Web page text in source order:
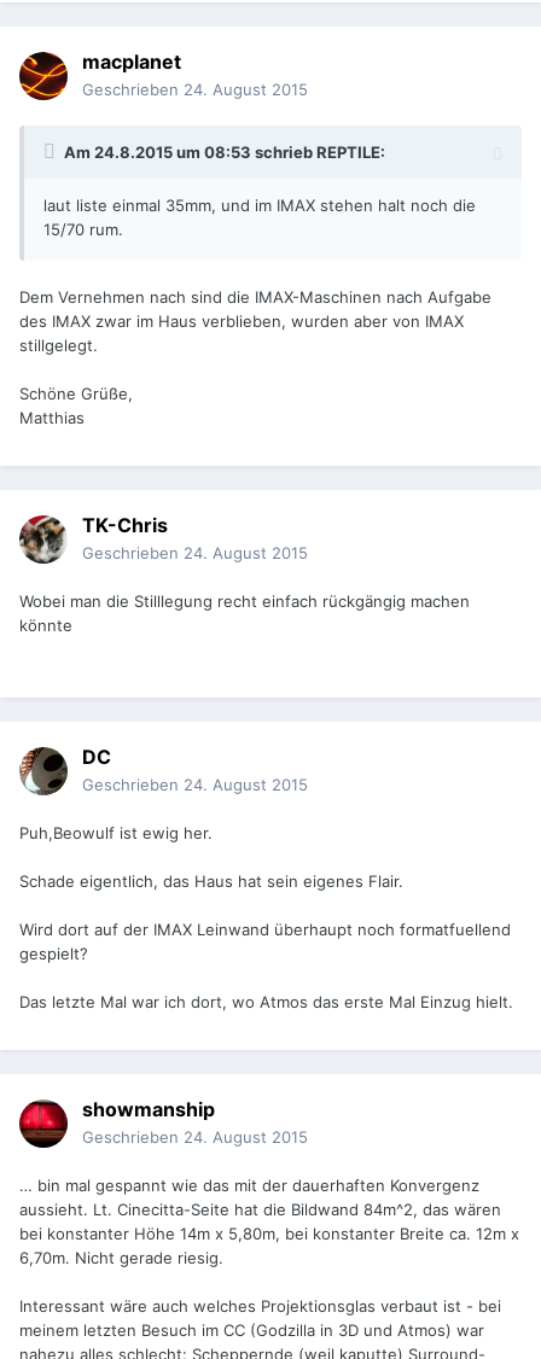
macplanet
Geschrieben 24. August 2015
Am 24.8.2015 um 08:53 schrieb REPTILE:
laut liste einmal 35mm, und im IMAX stehen halt noch die
15/70 rum.
Dem Vernehmen nach sind die IMAX-Maschinen nach Aufgabe
des IMAX zwar im Haus verblieben, wurden aber von IMAX
stillgelegt.
Schöne Grüße,
Matthias
TK-Chris
Geschrieben 24. August 2015
Wobei man die Stilllegung recht einfach rückgängig machen
könnte
DC
Geschrieben 24. August 2015
Puh,Beowulf ist ewig her.
Schade eigentlich, das Haus hat sein eigenes Flair.
Wird dort auf der IMAX Leinwand überhaupt noch formatfuellend
gespielt?
Das letzte Mal war ich dort, wo Atmos das erste Mal Einzug hielt.
showmanship
Geschrieben 24. August 2015
… bin mal gespannt wie das mit der dauerhaften Konvergenz
aussieht. Lt. Cinecitta-Seite hat die Bildwand 84m^2, das wären
bei konstanter Höhe 14m x 5,80m, bei konstanter Breite ca. 12m x
6,70m. Nicht gerade riesig.
Interessant wäre auch welches Projektionsglas verbaut ist - bei
meinem letzten Besuch im CC (Godzilla in 3D und Atmos) war
nahezu alles schlecht: Scheppernde (weil kaputte) Surround-